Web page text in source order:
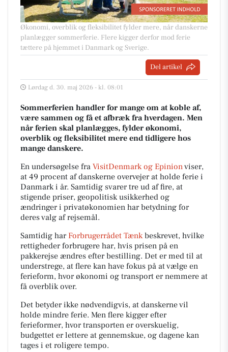
Økonomi, overblik og fleksibilitet fylder mere, når danskerne
planlægger sommerferie. Flere kigger derfor mod ferie
tættere på hjemmet i Danmark og Sverige.
Del artikel
Lørdag d. 30. maj 2026 - kl. 08:01
Sommerferien handler for mange om at koble af,
være sammen og få et afbræk fra hverdagen. Men
når ferien skal planlægges, fylder økonomi,
overblik og fleksibilitet mere end tidligere hos
mange danskere.
En undersøgelse fra VisitDenmark og Epinionviser,
at 49 procent af danskerne overvejer at holde ferie i
Danmark i år. Samtidig svarer tre ud af fire, at
stigende priser, geopolitisk usikkerhed og
ændringer i privatøkonomien har betydning for
deres valg af rejsemål.
Samtidig har Forbrugerrådet Tænkbeskrevet, hvilke
rettigheder forbrugere har, hvis prisen på en
pakkerejse ændres efter bestilling. Det er med til at
understrege, at flere kan have fokus på at vælge en
ferieform, hvor økonomi og transport er nemmere at
få overblik over.
Det betyder ikke nødvendigvis, at danskerne vil
holde mindre ferie. Men flere kigger efter
ferieformer, hvor transporten er overskuelig,
budgettet er lettere at gennemskue, og dagene kan
tages i et roligere tempo.